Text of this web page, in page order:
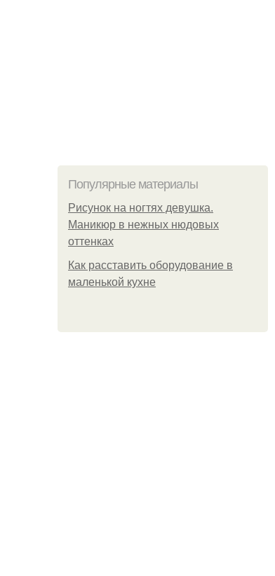
Популярные материалы
Рисунок на ногтях девушка.
Маникюр в нежных нюдовых
оттенках
Как расставить оборудование в
маленькой кухне